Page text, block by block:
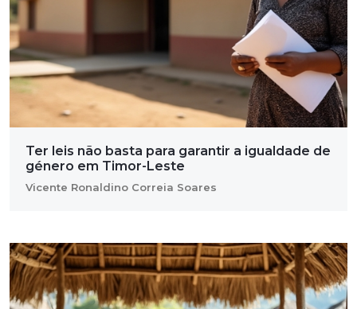
Ter leis não basta para garantir a igualdade de
género em Timor-Leste
Vicente Ronaldino Correia Soares